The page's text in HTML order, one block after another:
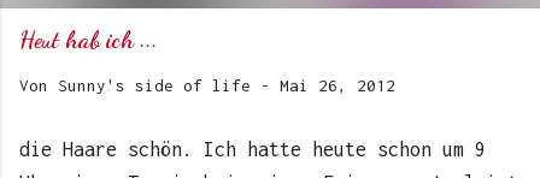
Heut hab ich ...
Von Sunny's side of life - Mai 26, 2012
die Haare schön. Ich hatte heute schon um 9